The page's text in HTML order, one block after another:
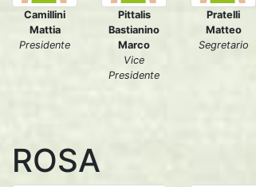
Camillini
Mattia
Presidente
Pittalis
Bastianino
Marco
Vice
Presidente
Pratelli
Matteo
Segretario
ROSA